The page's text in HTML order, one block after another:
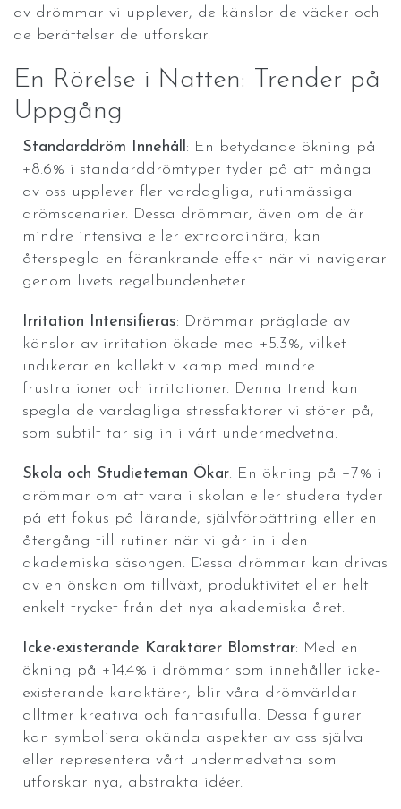
av drömmar vi upplever, de känslor de väcker och
de berättelser de utforskar.
En Rörelse i Natten: Trender på
Uppgång
Standarddröm Innehåll: En betydande ökning på
+8.6% i standarddrömtyper tyder på att många
av oss upplever fler vardagliga, rutinmässiga
drömscenarier. Dessa drömmar, även om de är
mindre intensiva eller extraordinära, kan
återspegla en förankrande effekt när vi navigerar
genom livets regelbundenheter.
Irritation Intensifieras: Drömmar präglade av
känslor av irritation ökade med +5.3%, vilket
indikerar en kollektiv kamp med mindre
frustrationer och irritationer. Denna trend kan
spegla de vardagliga stressfaktorer vi stöter på,
som subtilt tar sig in i vårt undermedvetna.
Skola och Studieteman Ökar: En ökning på +7% i
drömmar om att vara i skolan eller studera tyder
på ett fokus på lärande, självförbättring eller en
återgång till rutiner när vi går in i den
akademiska säsongen. Dessa drömmar kan drivas
av en önskan om tillväxt, produktivitet eller helt
enkelt trycket från det nya akademiska året.
Icke-existerande Karaktärer Blomstrar: Med en
ökning på +14.4% i drömmar som innehåller icke-
existerande karaktärer, blir våra drömvärldar
alltmer kreativa och fantasifulla. Dessa figurer
kan symbolisera okända aspekter av oss själva
eller representera vårt undermedvetna som
utforskar nya, abstrakta idéer.